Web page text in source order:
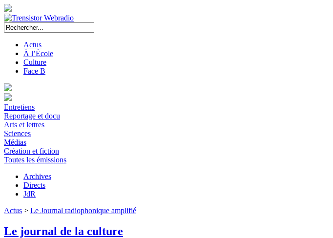
Actus
À l’École
Culture
Face B
Entretiens
Reportage et docu
Arts et lettres
Sciences
Médias
Création et fiction
Toutes les émissions
Archives
Directs
JdR
Actus > Le Journal radiophonique amplifié
Le journal de la culture